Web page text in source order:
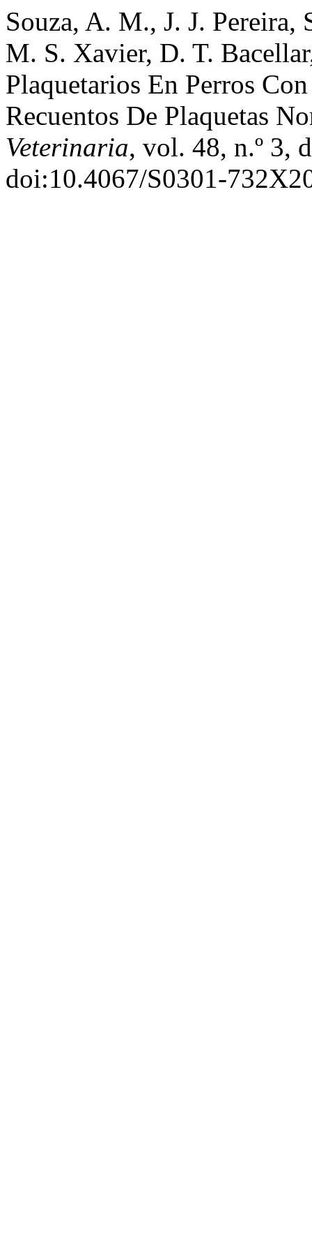
Souza, A. M., J. J.
M. S. Xavier, D. T.
Plaquetarios En Perros
Recuentos De Plaquetas
Veterinaria, vol. 48, n.º 3,
doi:10.4067/S0301-